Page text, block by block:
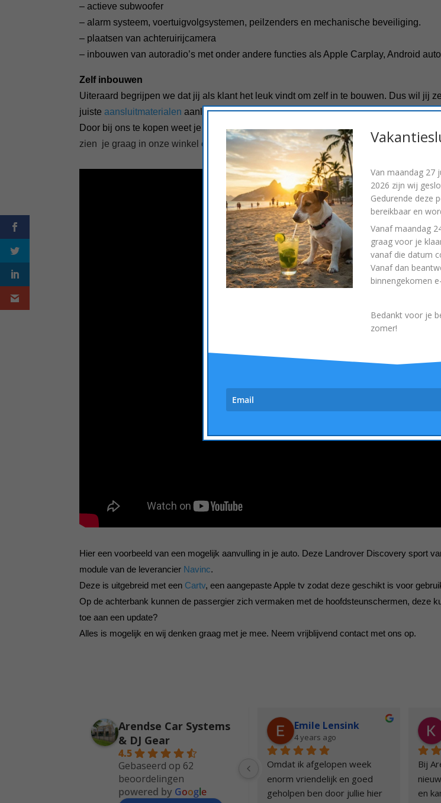
– actieve subwoofer
– alarm systeem, voertuigvolgsystemen, peilzenders en mechanische beveiliging.
– plaatsen van achteruirijcamera
– inbouwen van autoradio’s met onder andere functies als Apple Carplay, Android
Zelf inbouwen
Uiteraard begrijpen we dat jij als klant het leuk vindt om zelf in te bouwen. Dus wil jij
juiste aansluitmaterialen aanleveren.
Door bij ons te kopen weet je zeker dat je het compleet geleverd krijgt. Wij hebben
zien je graag in onze winkel en helpen je hiermee graag verder.
Hier een voorbeeld van een mogelijk aanvulling in je auto. Deze Landrover Discovery sport
module van de leverancier Navinc.
Deze is uitgebreid met een Cartv, een aangepaste Apple tv zodat deze geschikt is voor
Op de achterbank kunnen de passergier zich vermaken met de hoofdsteunschermen, deze
toe aan een update?
Alles is mogelijk en wij denken graag met je mee. Neem vrijblijvend contact met ons op.
Arendse Car Systems
& DJ Gear
4.5
Gebaseerd op 62
beoordelingen
powered by Google
Jos Schouten
4 years ago
Vandaag mijn Volvo XC70
opgehaald bij Arendse Car
Systems. De auto is nu
Paul Smid
4 years ago
Arendse car systems heeft
recent in mijn xc90 een Apple
CarPlay van het merk Pioneer
Van maandag 27
2026 zijn wij
Gedurende deze
bereikbaar en
Vanaf maandag
graag voor je
vanaf die datum
Vanaf dan
binnengekomen
Bedankt voor je
zomer!